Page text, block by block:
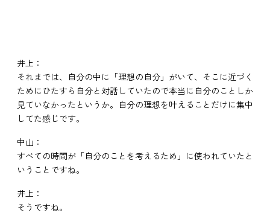
井上：
それまでは、自分の中に「理想の自分」がいて、そこに近づく
ためにひたすら自分と対話していたので本当に自分のことしか
見ていなかったというか。自分の理想を叶えることだけに集中
してた感じです。
中山：
すべての時間が「自分のことを考えるため」に使われていたと
いうことですね。
井上：
そうですね。